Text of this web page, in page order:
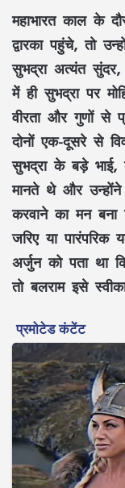
महाभारत काल के
द्वारका पहुंचे, तो
सुभद्रा अत्यंत
में ही सुभद्रा पर
वीरता और गुणों से
दोनों एक-दूसरे से
सुभद्रा के बड़े भाई,
मानते थे और उन्होंने
करवाने का मन बना
जरिए या पारंपरिक
अर्जुन को पता था
तो बलराम इसे